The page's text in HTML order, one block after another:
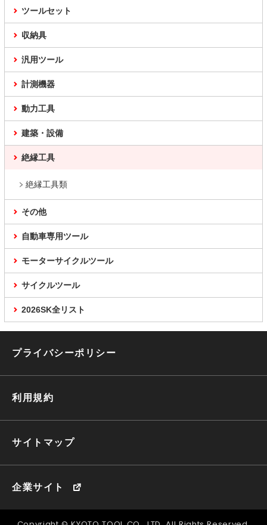
ツールセット
収納具
汎用ツール
計測機器
動力工具
建築・設備
絶縁工具
絶縁工具類
その他
自動車専用ツール
モーターサイクルツール
サイクルツール
2026SK全リスト
プライバシーポリシー
利用規約
サイトマップ
企業サイト